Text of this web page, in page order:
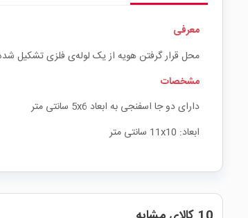
معرفی
محل قرار گرفتن هویه از یک لوله‌ی فلزی تشکیل
مشخصات
دارای دو جا اسفنجی به ابعاد 5x6 سانتی متر
ابعاد: 11x10 سانتی متر